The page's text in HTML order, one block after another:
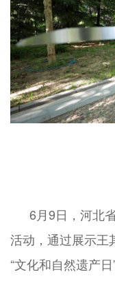
6月9日，河北
活动，通过展示王
“文化和自然遗产日”